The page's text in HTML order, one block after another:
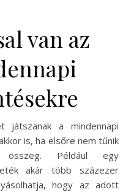
van az
játszanak a mindennapi
is, ha elsőre nem tűnik
Például egy
akár több százezer
hogy az adott